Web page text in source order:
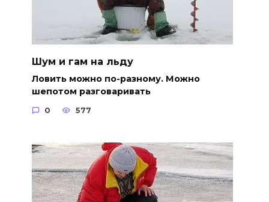
Шум и гам на льду
Ловить можно по-разному. Можно
шепотом разговаривать
0 577